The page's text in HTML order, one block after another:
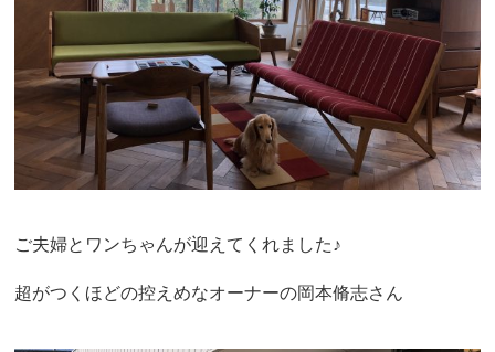
ご夫婦とワンちゃんが迎えてくれました♪
超がつくほどの控えめなオーナーの岡本脩志さん